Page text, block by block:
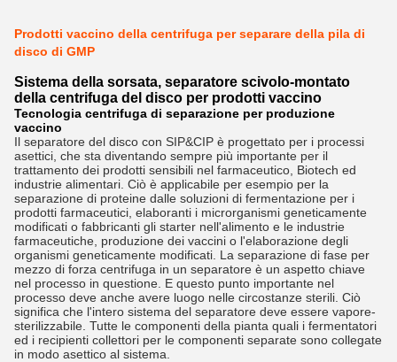
Prodotti vaccino della centrifuga per separare della pila di
disco di GMP
Sistema della sorsata, separatore scivolo-montato
della centrifuga del disco per prodotti vaccino
Tecnologia centrifuga di separazione per produzione
vaccino
Il separatore del disco con SIP&CIP è progettato per i processi
asettici, che sta diventando sempre più importante per il
trattamento dei prodotti sensibili nel farmaceutico, Biotech ed
industrie alimentari. Ciò è applicabile per esempio per la
separazione di proteine dalle soluzioni di fermentazione per i
prodotti farmaceutici, elaboranti i microrganismi geneticamente
modificati o fabbricanti gli starter nell'alimento e le industrie
farmaceutiche, produzione dei vaccini o l'elaborazione degli
organismi geneticamente modificati. La separazione di fase per
mezzo di forza centrifuga in un separatore è un aspetto chiave
nel processo in questione. E questo punto importante nel
processo deve anche avere luogo nelle circostanze sterili. Ciò
significa che l'intero sistema del separatore deve essere vapore-
sterilizzabile. Tutte le componenti della pianta quali i fermentatori
ed i recipienti collettori per le componenti separate sono collegate
in modo asettico al sistema.